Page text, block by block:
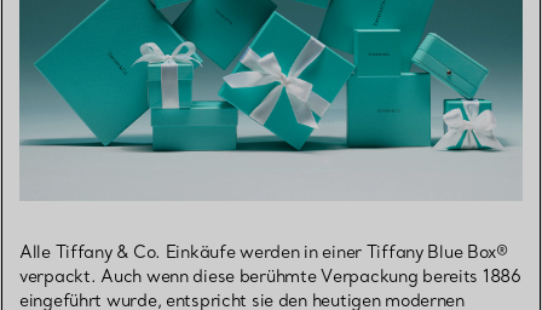
Alle Tiffany & Co. Einkäufe werden in einer Tiffany Blue Box®
verpackt. Auch wenn diese berühmte Verpackung bereits 1886
eingeführt wurde, entspricht sie den heutigen modernen